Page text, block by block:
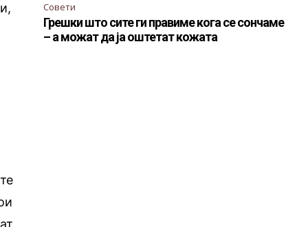
Совети
Грешки што сите ги правиме кога се сончаме
– а можат да ја оштетат кожата